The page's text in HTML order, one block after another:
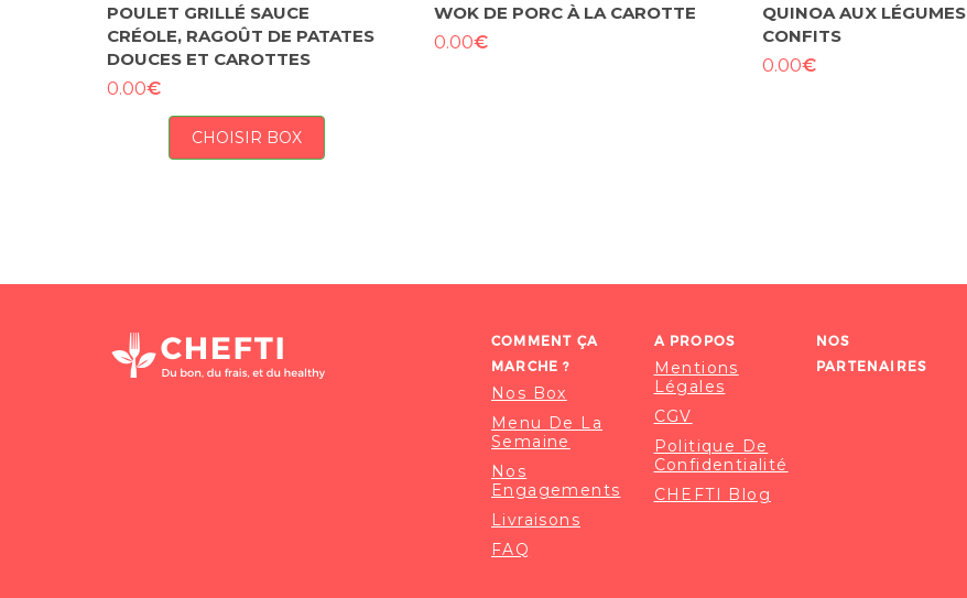
POULET GRILLÉ SAUCE
CRÉOLE, RAGOÛT DE PATATES
DOUCES ET CAROTTES
0.00€
CHOISIR BOX
WOK DE PORC À LA CAROTTE
0.00€
QUINOA AUX LÉGUMES
CONFITS
0.00€
COMMENT ÇA
MARCHE ?
Nos Box
Menu De La
Semaine
Nos
Engagements
Livraisons
FAQ
A PROPOS
Mentions
Légales
CGV
Politique De
Confidentialité
CHEFTI Blog
NOS
PARTENAIRES